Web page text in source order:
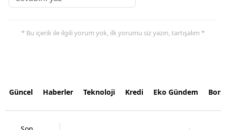
* Bu içerik ile ilgili yorum yok, ilk yorumu siz yazın, tartışalım *
Güncel Haberler Teknoloji Kredi Eko Gündem